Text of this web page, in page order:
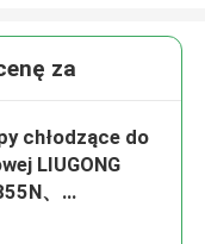
za
chłodzące do
LIUGONG
、